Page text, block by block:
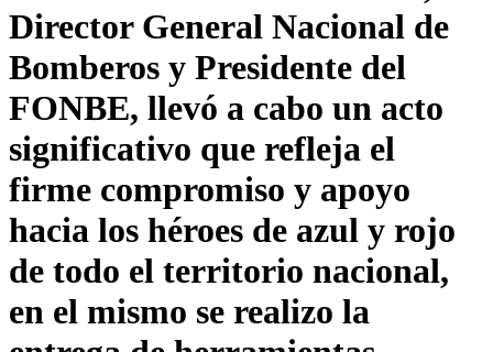
Director General Nacional de
Bomberos y Presidente del
FONBE, llevó a cabo un acto
significativo que refleja el
firme compromiso y apoyo
hacia los héroes de azul y rojo
de todo el territorio nacional,
en el mismo se realizo la